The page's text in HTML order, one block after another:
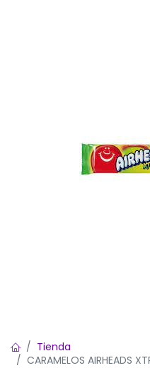
Tienda
CARAMELOS AIRHEADS